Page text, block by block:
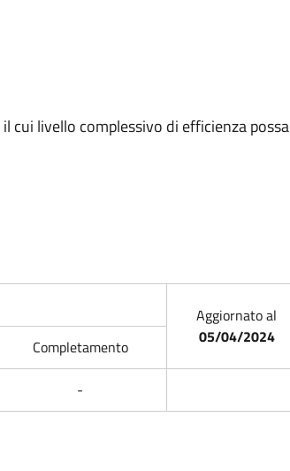
cui livello complessivo di efficienza possa
Aggiornato al
05/04/2024
Completamento
-